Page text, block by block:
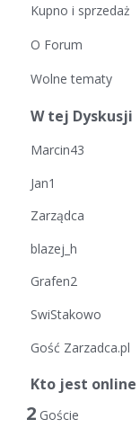
Kupno i sprzedaż
O Forum
Wolne tematy
W tej Dyskusji
Marcin43
Jan1
Zarządca
blazej_h
Grafen2
SwiStakowo
Gość Zarzadca.pl
Kto jest online
2 Goście